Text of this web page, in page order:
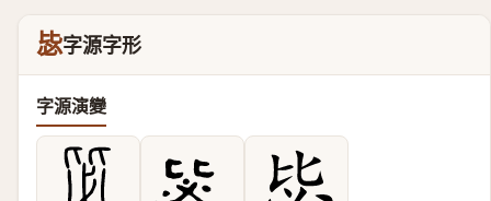
毖字源字形
字源演變